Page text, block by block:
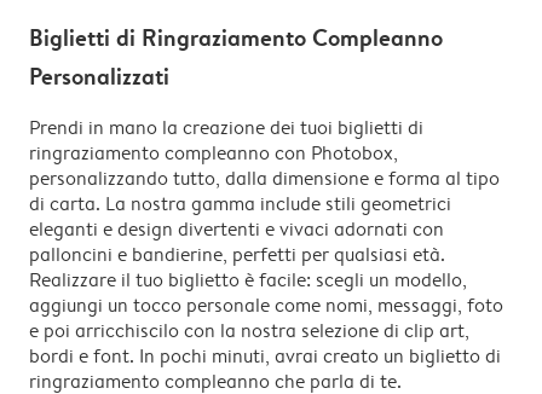
Biglietti di Ringraziamento Compleanno
Personalizzati
Prendi in mano la creazione dei tuoi biglietti di
ringraziamento compleanno con Photobox,
personalizzando tutto, dalla dimensione e forma al tipo
di carta. La nostra gamma include stili geometrici
eleganti e design divertenti e vivaci adornati con
palloncini e bandierine, perfetti per qualsiasi età.
Realizzare il tuo biglietto è facile: scegli un modello,
aggiungi un tocco personale come nomi, messaggi, foto
e poi arricchiscilo con la nostra selezione di clip art,
bordi e font. In pochi minuti, avrai creato un biglietto di
ringraziamento compleanno che parla di te.